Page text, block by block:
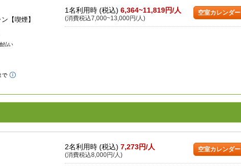
【喫煙】
払い
1名利用時 (税込) 6,364~11,819円/人
(消費税込7,000~13,000円/人)
空室カレンダー
2名利用時 (税込) 7,273円/人
(消費税込8,000円/人)
空室カレンダー